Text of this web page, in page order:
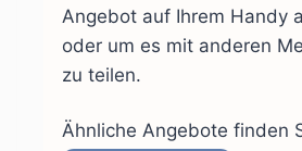
Angebot auf Ihrem Handy
oder um es mit anderen
zu teilen.
Ähnliche Angebote finden